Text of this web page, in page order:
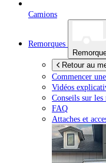
Camions
Remorques
Retour au
Commencer
Vidéos
Conseils sur les
FAQ
Attaches et